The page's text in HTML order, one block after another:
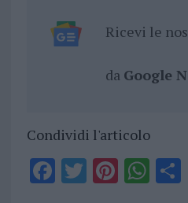
Ricevi le
da Google
Condividi l'articolo
F T PiWS